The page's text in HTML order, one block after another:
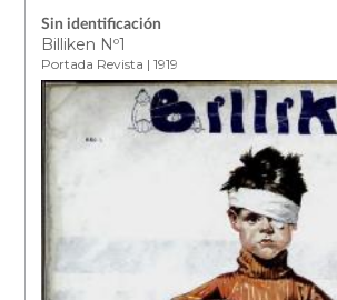
Sin identificación
Billiken Nº1
Portada Revista | 1919